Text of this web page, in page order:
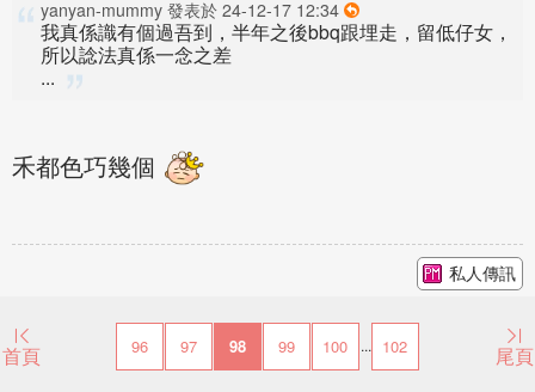
yanyan-mummy 發表於 24-12-17 12:34
我真係識有個過吾到，半年之後bbq跟埋走，留低仔女，
所以諗法真係一念之差
...
禾都色巧幾個
私人傳訊
首頁 96 97 98 99 100 ... 102 尾頁